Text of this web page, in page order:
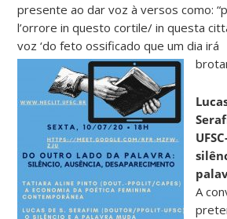
presente ao dar voz à versos como:
l’orrore in questo cortile/ in questa
voz ‘do feto ossificado que um dia irá
A